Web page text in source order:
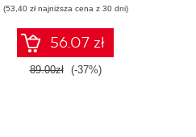
(53,40 zł najniższa cena z 30 dni)
56.07 zł
89.00zł (-37%)